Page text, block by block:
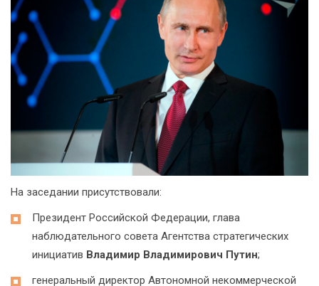
На заседании присутствовали:
Президент Российской Федерации, глава
наблюдательного совета Агентства стратегических
инициатив Владимир Владимирович Путин;
генеральный директор Автономной некоммерческой